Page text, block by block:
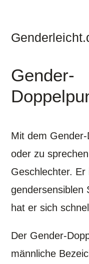
Gender-
Mit dem
oder zu
Geschlechter.
gendersensiblen
hat er sich
Der Gender-
männliche